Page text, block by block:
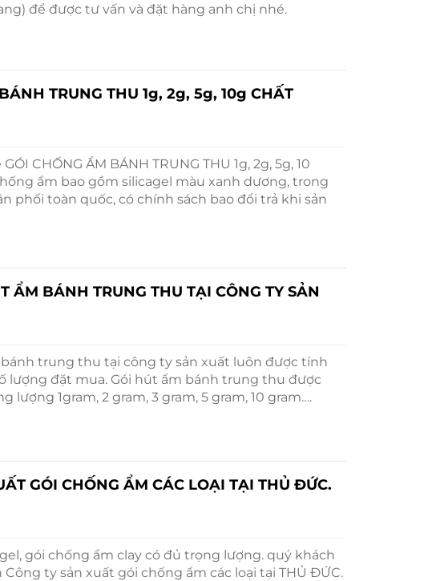
để được tư vấn và đặt hàng anh chị nhé.
TRUNG THU 1g, 2g, 5g, 10g CHẤT
CHỐNG ẨM BÁNH TRUNG THU 1g, 2g, 5g, 10
ẩm bao gồm silicagel màu xanh dương, trong
phối toàn quốc, có chính sách bao đổi trả khi sản
ẨM BÁNH TRUNG THU TẠI CÔNG TY SẢN
trung thu tại công ty sản xuất luôn được tính
lượng đặt mua. Gói hút ẩm bánh trung thu được
lượng 1gram, 2 gram, 3 gram, 5 gram, 10 gram….
GÓI CHỐNG ẨM CÁC LOẠI TẠI THỦ ĐỨC.
gói chống ẩm clay có đủ trọng lượng. quý khách
ty sản xuất gói chống ẩm các loại tại THỦ ĐỨC.